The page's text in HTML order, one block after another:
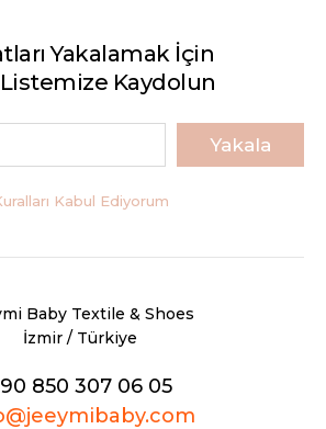
Yakalamak İçin
Kaydolun
Yakala
Kabul Ediyorum
Baby Textile & Shoes
İzmir / Türkiye
850 307 06 05